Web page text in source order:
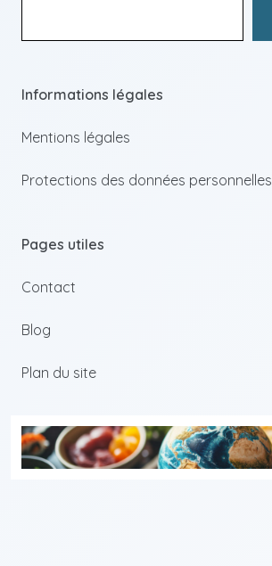
Informations légales
Mentions légales
Protections des données personnelles
Pages utiles
Contact
Blog
Plan du site